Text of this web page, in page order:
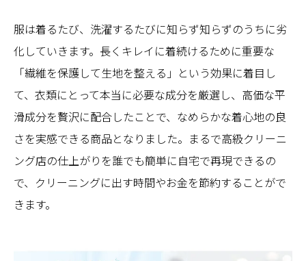
服は着るたび、洗濯するたびに知らず知らずのうちに劣
化していきます。長くキレイに着続けるために重要な
「繊維を保護して生地を整える」という効果に着目し
て、衣類にとって本当に必要な成分を厳選し、高価な平
滑成分を贅沢に配合したことで、なめらかな着心地の良
さを実感できる商品となりました。まるで高級クリーニ
ング店の仕上がりを誰でも簡単に自宅で再現できるの
で、クリーニングに出す時間やお金を節約することがで
きます。